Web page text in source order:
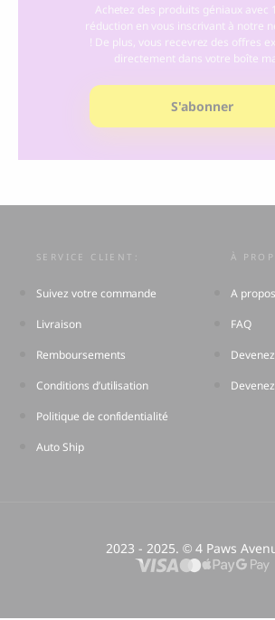
Achetez des produits géniaux avec
réduction en vous inscrivant à notre
! De plus, vous recevrez des offres
directement dans votre boîte
S'abonner
SERVICE CLIENT:
Suivez votre commande
Livraison
Remboursements
Conditions d’utilisation
Politique de confidentialité
Auto Ship
À
A
FAQ
2023 - 2025.© 4 Paws